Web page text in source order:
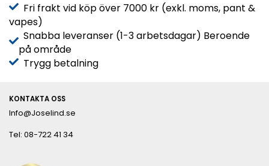
Fri frakt vid köp över 7000 kr (exkl. moms, pant &
vapes)
Snabba leveranser (1-3 arbetsdagar) Beroende
på område
Trygg betalning
KONTAKTA OSS
Info@Joselind.se
Tel: 08-722 41 34